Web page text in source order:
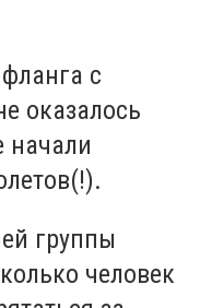
с
оказалось
начали
группы
человек